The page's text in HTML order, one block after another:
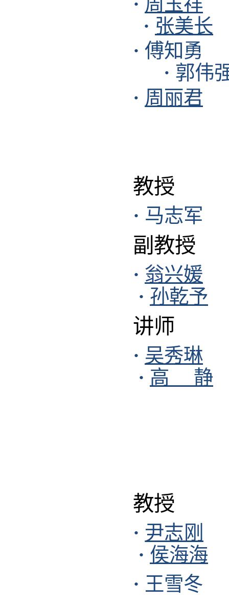
· 张美长
· 傅知勇
· 郭伟
· 周丽君
教授
· 马志军
副教授
· 翁兴媛
· 孙乾予
讲师
· 吴秀琳
· 高 静
教授
· 尹志刚
· 侯海海
· 王雪冬